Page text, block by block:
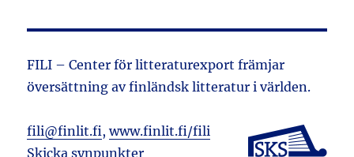
FILI – Center för litteraturexport främjar
översättning av finländsk litteratur i världen.
fili@finlit.fi,www.finlit.fi/fili
Skicka synpunkter